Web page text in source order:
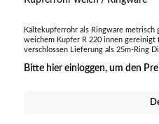
Kältekupferrohr als Ringware metrisch
weichem Kupfer R 220 innen
verschlossen Lieferung als 25m-Ring Dieses Kältekupferrohr eignet sich ideal für
Kältemittels und ist besonders
Bitte hier einloggen, um den